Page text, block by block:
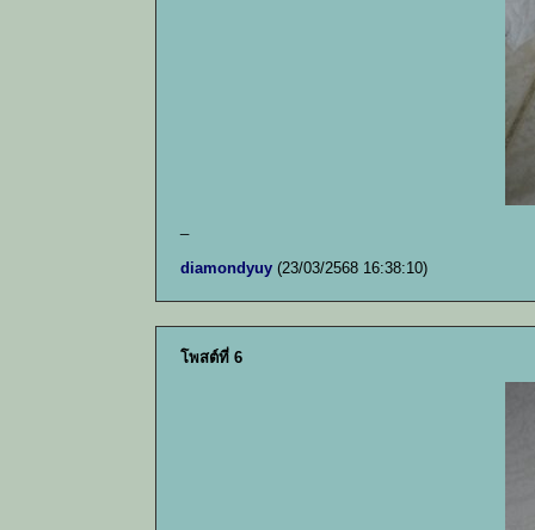
diamondyuy (23/03/2568 16:38:10)
โพสต์ที่ 6